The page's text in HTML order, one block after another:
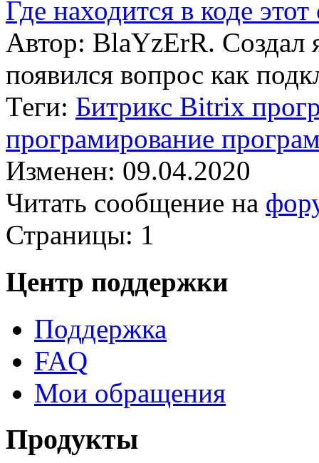
Где находится в коде
Автор: BlaYzErR. Создал
появился вопрос как
Теги: Битрикс Bitrix
програмирование
Изменен: 09.04.2020
Читать сообщение на
Страницы: 1
Центр поддержки
Поддержка
FAQ
Мои обращения
Продукты